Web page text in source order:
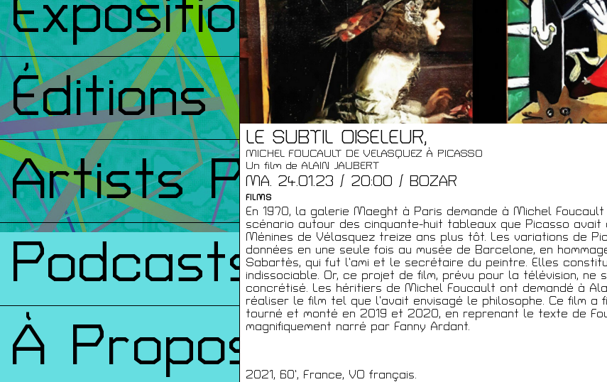
LE SUBTIL OISELEUR,
MICHEL FOUCAULT DE VELASQUEZ À PICASSO
Un film de ALAIN JAUBERT
MA. 24.01.23 / 20:00 / BOZAR
FILMS
En 1970, la galerie Maeght à Paris demande à Michel
scénario autour des cinquante-huit tableaux que Picasso avait
Ménines de Vélasquez treize ans plus tôt. Les variations de
données en une seule fois au musée de Barcelone, en
Sabartès, qui fut l’ami et le secrétaire du peintre. Elles
indissociable. Or, ce projet de film, prévu pour la télévision, ne
concrétisé. Les héritiers de Michel Foucault ont demandé à
réaliser le film tel que l’avait envisagé le philosophe. Ce film a
tourné et monté en 2019 et 2020, en reprenant le texte de
magnifiquement narré par Fanny Ardant.
2021, 60’, France, VO français.
Expositions
Éditions
Artists Print
Podcasts
À Propos